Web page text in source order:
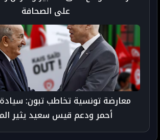
على الصحافة
معارضة تونسية تخاطب تبون:
أحمر ودعم قيس سعيد يثير